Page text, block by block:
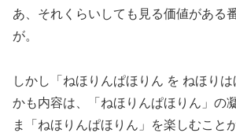
あ、それくらいしても見る価値がある
が。
しかし「ねほりんぱほりん を ねほり
かも内容は、「ねほりんぱほりん」の
ま「ねほりんぱほりん」を楽しむこと